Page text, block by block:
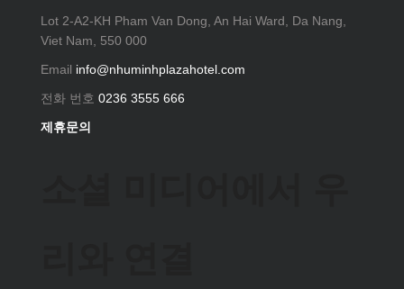
Lot 2-A2-KH Pham Van Dong, An Hai Ward, Da Nang,
Viet Nam, 550 000
Email info@nhuminhplazahotel.com
전화 번호 0236 3555 666
제휴문의